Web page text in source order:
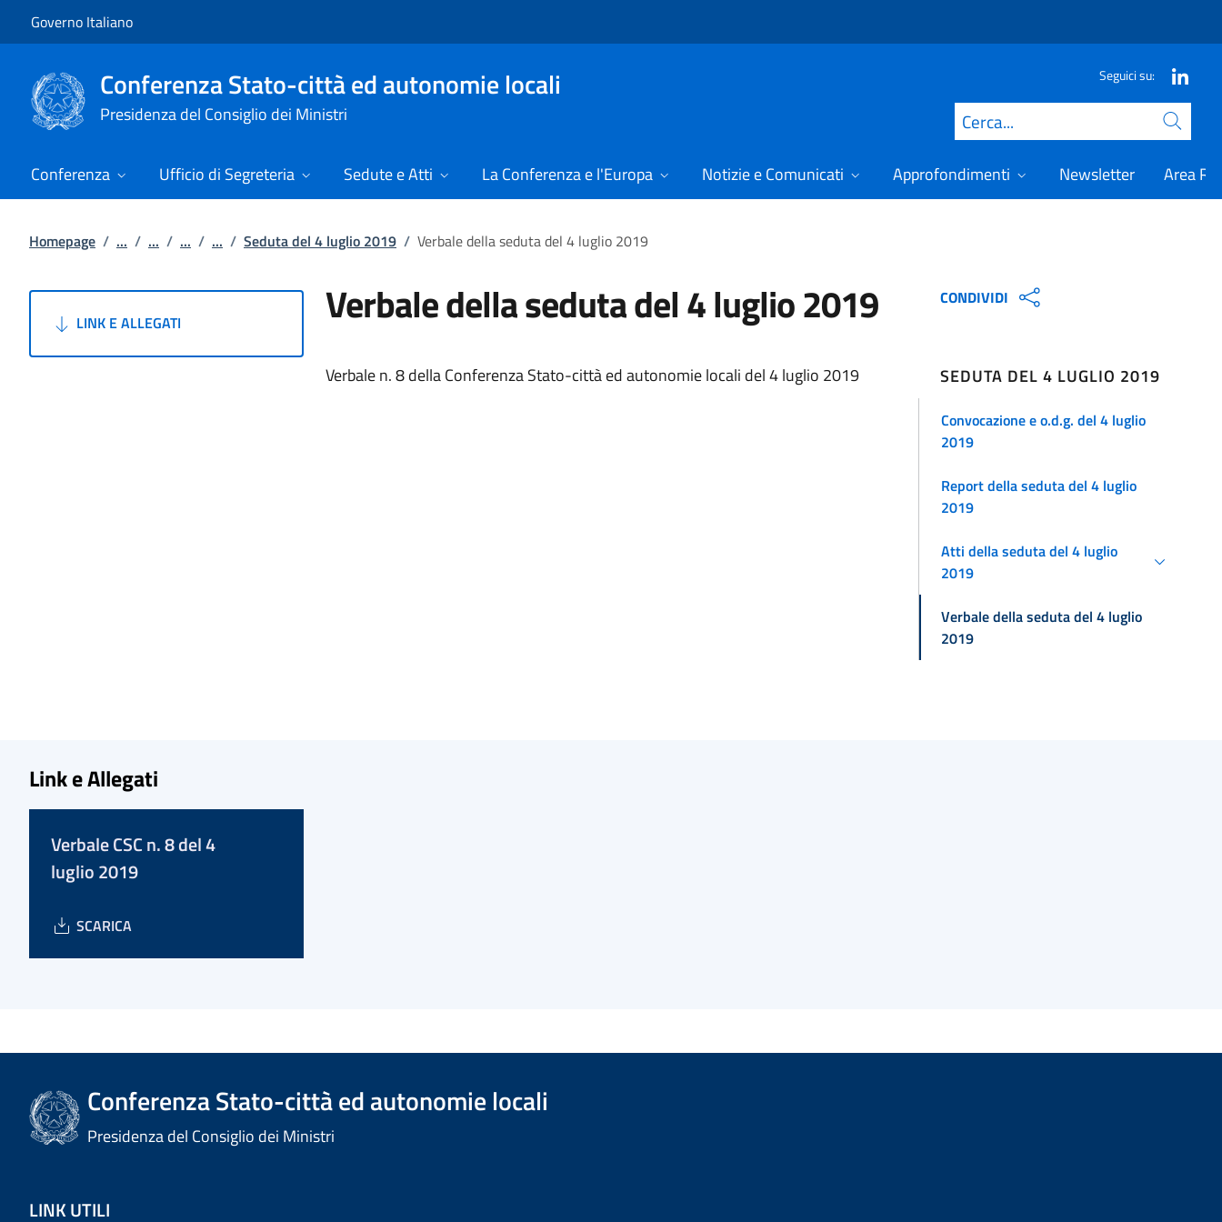
Governo Italiano
Conferenza Stato-città ed autonomie locali
Presidenza del Consiglio dei Ministri
Seguici su:
Cerca
Conferenza Ufficio di Segreteria Sedute e Atti La Conferenza e l'Europa Notizie e Comunicati Approfondimenti Newsletter Area
Homepage / ... / ... / ... / ... / Seduta del 4 luglio 2019 / Verbale della seduta del 4 luglio 2019
LINK E ALLEGATI Verbale della seduta del 4 luglio 2019
Verbale n. 8 della Conferenza Stato-città ed autonomie locali del 4 luglio 2019
CONDIVIDI
SEDUTA DEL 4 LUGLIO 2019
Convocazione e o.d.g. del 4 luglio
2019
Report della seduta del 4 luglio
2019
Atti della seduta del 4 luglio
2019
Verbale della seduta del 4 luglio
2019
Link e Allegati
Verbale CSC n. 8 del 4
luglio 2019
SCARICA
Conferenza Stato-città ed autonomie locali
Presidenza del Consiglio dei Ministri
LINK UTILI